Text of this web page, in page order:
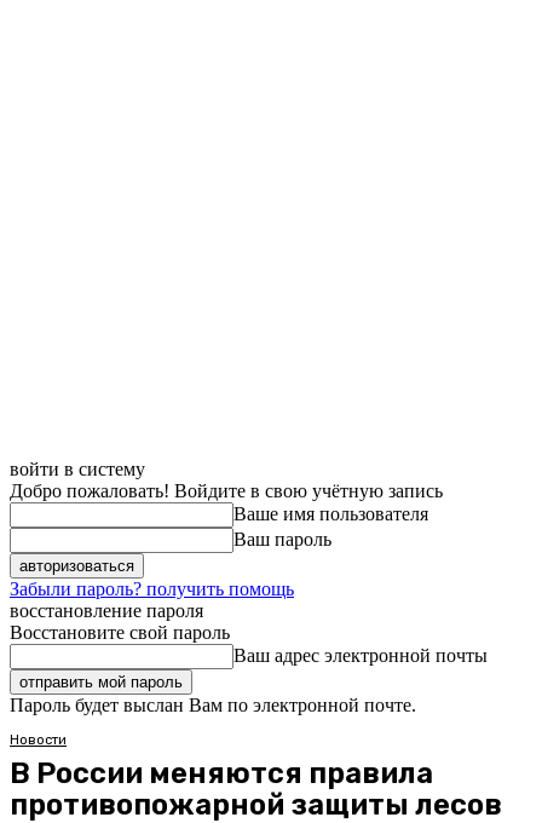
войти в систему
Добро пожаловать! Войдите в свою учётную запись
Ваше имя пользователя
Ваш пароль
Забыли пароль? получить помощь
восстановление пароля
Восстановите свой пароль
Ваш адрес электронной почты
Пароль будет выслан Вам по электронной почте.
Новости
В России меняются правила
противопожарной защиты лесов